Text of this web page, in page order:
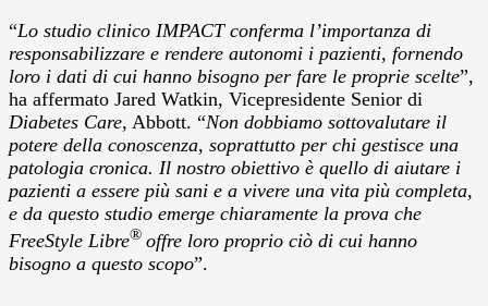
“Lo studio clinico IMPACT conferma l’importanza di
responsabilizzare e rendere autonomi i pazienti, fornendo
loro i dati di cui hanno bisogno per fare le proprie scelte”,
ha affermato Jared Watkin, Vicepresidente Senior di
Diabetes Care, Abbott. “Non dobbiamo sottovalutare il
potere della conoscenza, soprattutto per chi gestisce una
patologia cronica. Il nostro obiettivo è quello di aiutare i
pazienti a essere più sani e a vivere una vita più completa,
e da questo studio emerge chiaramente la prova che
FreeStyle Libre® offre loro proprio ciò di cui hanno
bisogno a questo scopo”.